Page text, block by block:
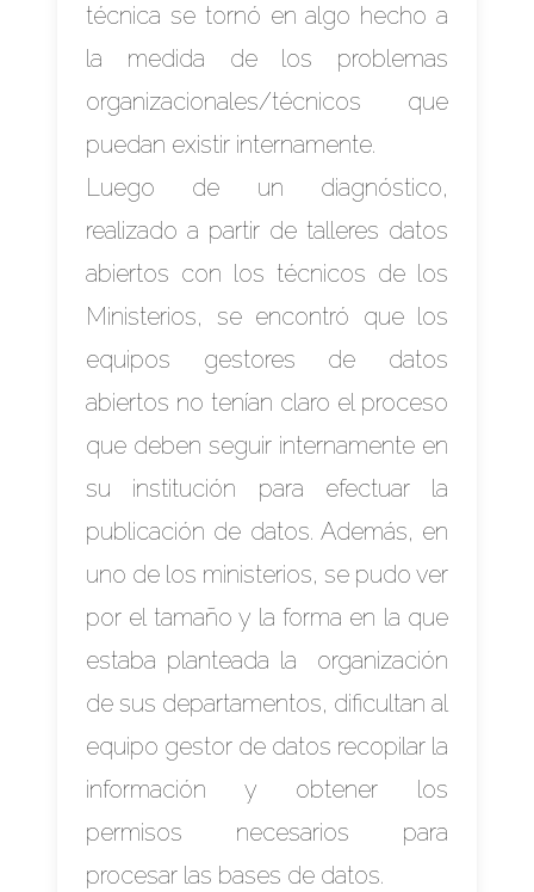
técnica se tornó en algo hecho a
la medida de los problemas
organizacionales/técnicos que
puedan existir internamente.
Luego de un diagnóstico,
realizado a partir de talleres datos
abiertos con los técnicos de los
Ministerios, se encontró que los
equipos gestores de datos
abiertos no tenían claro el proceso
que deben seguir internamente en
su institución para efectuar la
publicación de datos. Además, en
uno de los ministerios, se pudo ver
por el tamaño y la forma en la que
estaba planteada la organización
de sus departamentos, dificultan al
equipo gestor de datos recopilar la
información y obtener los
permisos necesarios para
procesar las bases de datos.